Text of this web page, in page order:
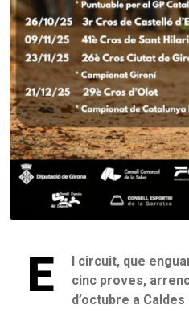
E
l circuit, que
cinc proves,
d’octubre a